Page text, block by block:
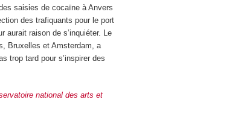
saisies de cocaïne à Anvers
des trafiquants pour le port
aurait raison de s’inquiéter. Le
Bruxelles et Amsterdam, a
trop tard pour s’inspirer des
national des arts et